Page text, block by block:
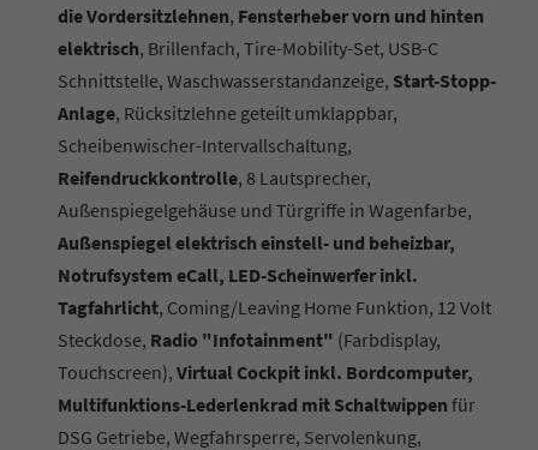
die Vordersitzlehnen, Fensterheber vorn und hinten
elektrisch, Brillenfach, Tire-Mobility-Set, USB-C
Schnittstelle, Waschwasserstandanzeige, Start-Stopp-
Anlage, Rücksitzlehne geteilt umklappbar,
Scheibenwischer-Intervallschaltung,
Reifendruckkontrolle, 8 Lautsprecher,
Außenspiegelgehäuse und Türgriffe in Wagenfarbe,
Außenspiegel elektrisch einstell- und beheizbar,
Notrufsystem eCall, LED-Scheinwerfer inkl.
Tagfahrlicht, Coming/Leaving Home Funktion, 12 Volt
Steckdose, Radio "Infotainment" (Farbdisplay,
Touchscreen), Virtual Cockpit inkl. Bordcomputer,
Multifunktions-Lederlenkrad mit Schaltwippen für
DSG Getriebe, Wegfahrsperre, Servolenkung,